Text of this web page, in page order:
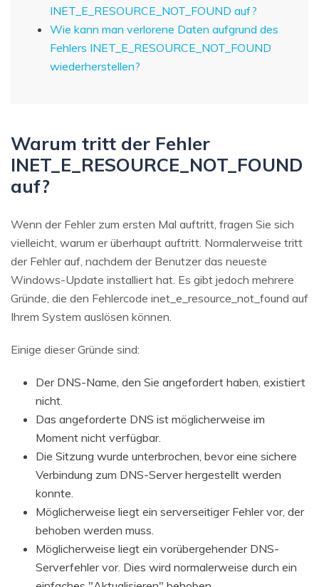
INET_E_RESOURCE_NOT_FOUND auf?
Wie kann man verlorene Daten aufgrund des
Fehlers INET_E_RESOURCE_NOT_FOUND
wiederherstellen?
Warum tritt der Fehler
INET_E_RESOURCE_NOT_FOUND
auf?
Wenn der Fehler zum ersten Mal auftritt, fragen Sie sich
vielleicht, warum er überhaupt auftritt. Normalerweise tritt
der Fehler auf, nachdem der Benutzer das neueste
Windows-Update installiert hat. Es gibt jedoch mehrere
Gründe, die den Fehlercode inet_e_resource_not_found auf
Ihrem System auslösen können.
Einige dieser Gründe sind:
Der DNS-Name, den Sie angefordert haben, existiert
nicht.
Das angeforderte DNS ist möglicherweise im
Moment nicht verfügbar.
Die Sitzung wurde unterbrochen, bevor eine sichere
Verbindung zum DNS-Server hergestellt werden
konnte.
Möglicherweise liegt ein serverseitiger Fehler vor, der
behoben werden muss.
Möglicherweise liegt ein vorübergehender DNS-
Serverfehler vor. Dies wird normalerweise durch ein